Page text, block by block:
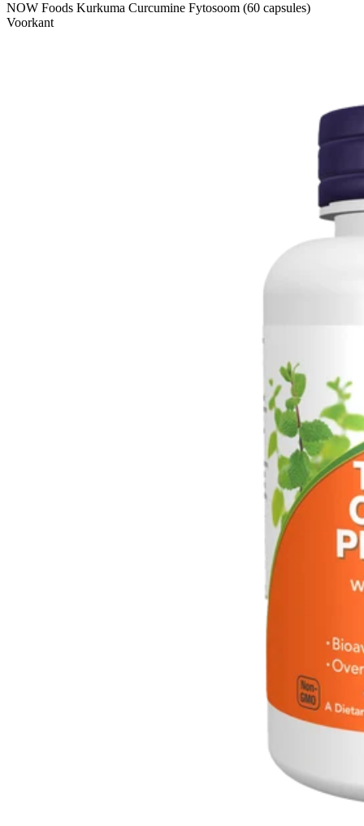
NOW Foods Kurkuma Curcumine Fytosoom (60 capsules)
Voorkant